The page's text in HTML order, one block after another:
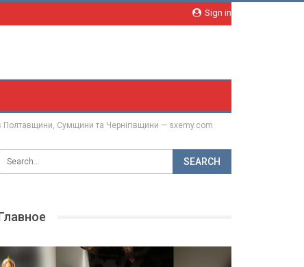
Sign in
Полтавщини, Сумщини та Чернігівщини — sxemy.com